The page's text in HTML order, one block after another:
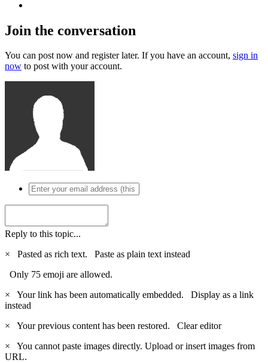
Join the conversation
You can post now and register later. If you have an account, sign in
now to post with your account.
Reply to this topic...
×
Pasted as rich text. Paste as plain text instead
Only 75 emoji are allowed.
×
Your link has been automatically embedded. Display as a link
instead
×
Your previous content has been restored. Clear editor
×
You cannot paste images directly. Upload or insert images from
URL.